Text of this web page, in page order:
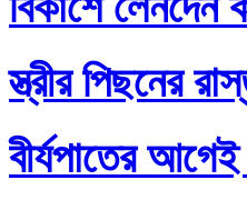
স্ত্রীর পিছনের
বীর্যপাতের